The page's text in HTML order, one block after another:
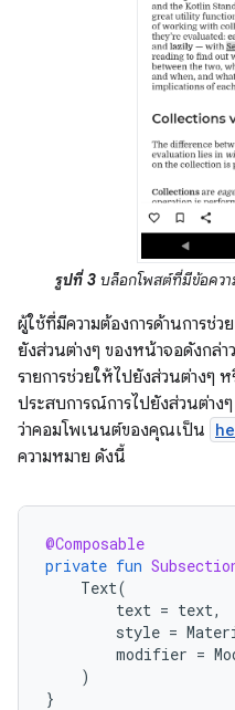
รูปที่ 3บล็อกโพสต์ที่มีข้อควา
ผู้ใช้ที่มีความต้องการด้านการช่
ยังส่วนต่างๆ ของหน้าจอดังกล่า
รายการช่วยให้ไปยังส่วนต่างๆ
ประสบการณ์การไปยังส่วนต่าง
ว่าคอมโพเนนต์ของคุณเป็น
ความหมาย ดังนี้
@Composable
private fun
Text(
text = text,
style =
modifier =
)
}